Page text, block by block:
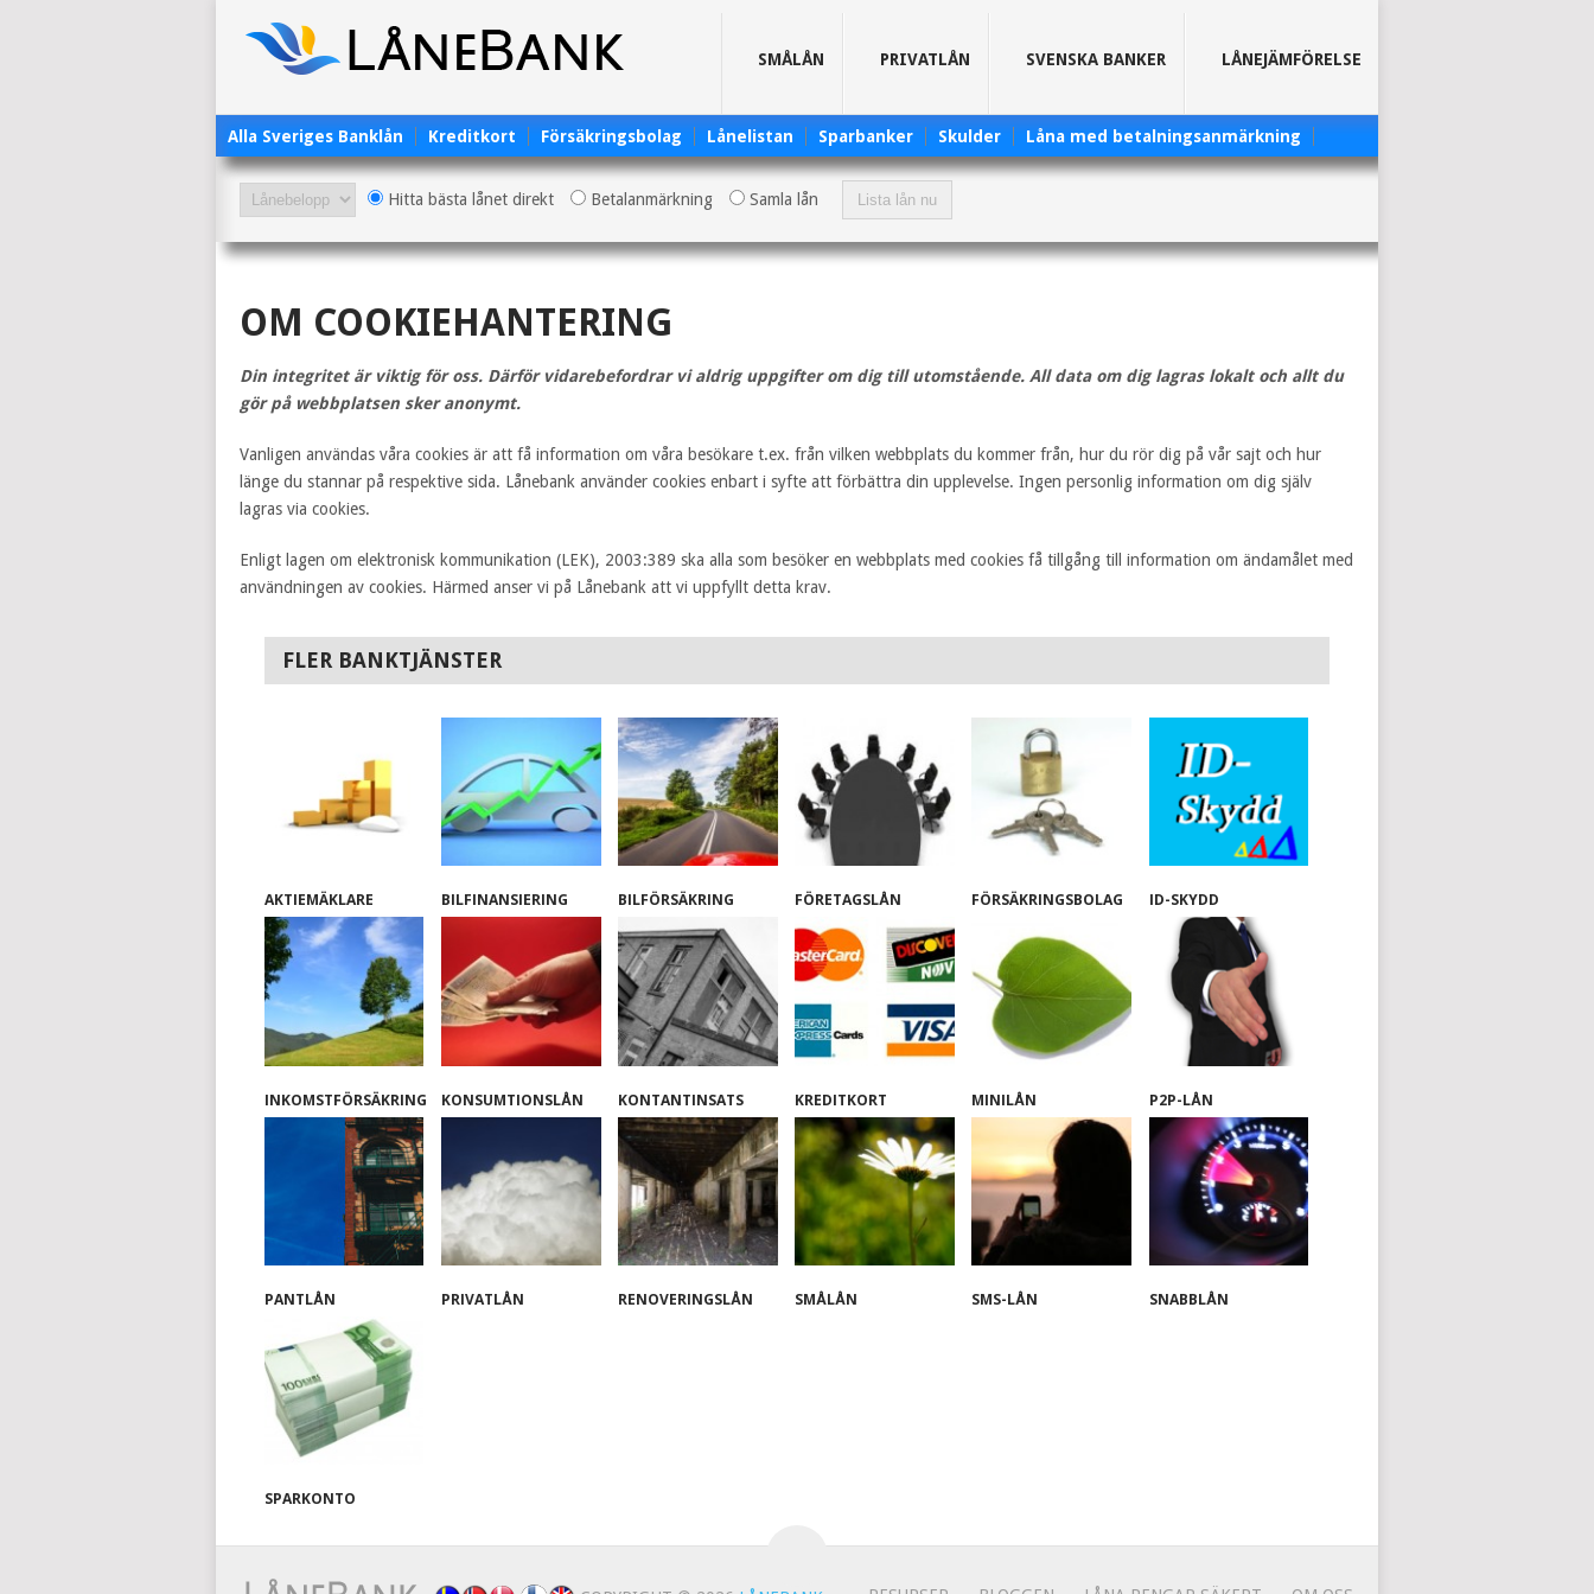
SMÅLÅN PRIVATLÅN SVENSKA BANKER LÅNEJÄMFÖRELSE
Alla Sveriges Banklån Kreditkort Försäkringsbolag Lånelistan Sparbanker Skulder Låna med betalningsanmärkning
Hitta bästa lånet direkt Betalanmärkning Samla lån
OM COOKIEHANTERING
Din integritet är viktig för oss. Därför vidarebefordrar vi aldrig uppgifter om dig till utomstående. All data om dig lagras lokalt och allt du
gör på webbplatsen sker anonymt.
Vanligen användas våra cookies är att få information om våra besökare t.ex. från vilken webbplats du kommer från, hur du rör dig på vår sajt och hur
länge du stannar på respektive sida. Lånebank använder cookies enbart i syfte att förbättra din upplevelse. Ingen personlig information om dig själv
lagras via cookies.
Enligt lagen om elektronisk kommunikation (LEK), 2003:389 ska alla som besöker en webbplats med cookies få tillgång till information om ändamålet med
användningen av cookies. Härmed anser vi på Lånebank att vi uppfyllt detta krav.
FLER BANKTJÄNSTER
AKTIEMÄKLARE BILFINANSIERING BILFÖRSÄKRING FÖRETAGSLÅN FÖRSÄKRINGSBOLAG ID-SKYDD
INKOMSTFÖRSÄKRING KONSUMTIONSLÅN KONTANTINSATS KREDITKORT MINILÅN P2P-LÅN
PANTLÅN PRIVATLÅN RENOVERINGSLÅN SMÅLÅN SMS-LÅN SNABBLÅN
SPARKONTO